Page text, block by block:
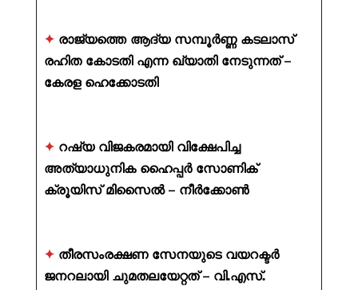
✦ രാജ്യത്തെ ആദ്യ സമ്പൂർണ്ണ കടലാസ്
രഹിത കോടതി എന്ന ഖ്യാതി നേടുന്നത് –
കേരള ഹെക്കോടതി
✦ റഷ്യ വിജകരമായി വിക്ഷേപിച്ച
അത്യാധുനിക ഹൈപ്പർ സോണിക്
ക്രൂയിസ് മിസൈൽ – നീർക്കോൺ
✦ തീരസംരക്ഷണ സേനയുടെ വയറക്ടർ
ജനറലായി ചുമതലയേറ്റത് – വി.എസ്.